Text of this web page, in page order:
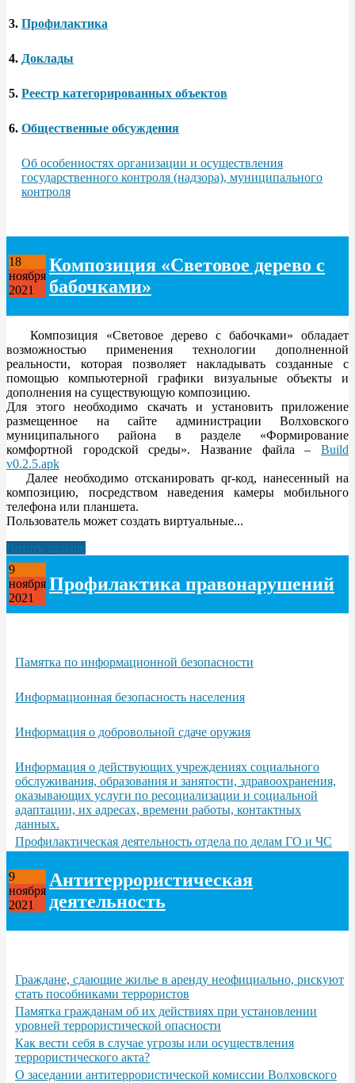
3. Профилактика
4. Доклады
5. Реестр категорированных объектов
6. Общественные обсуждения
Об особенностях организации и осуществления
государственного контроля (надзора), муниципального
контроля
18
ноября
2021
Композиция «Световое дерево с
бабочками»
Композиция «Световое дерево с бабочками» обладает
возможностью применения технологии дополненной
реальности, которая позволяет накладывать созданные с
помощью компьютерной графики визуальные объекты и
дополнения на существующую композицию.
Для этого необходимо скачать и установить приложение
размещенное на сайте администрации Волховского
муниципального района в разделе «Формирование
комфортной городской среды». Название файла – Build
v0.2.5.apk
Далее необходимо отсканировать qr-код, нанесенный на
композицию, посредством наведения камеры мобильного
телефона или планшета.
Пользователь может создать виртуальные...
Читать дальше
9
ноября
2021
Профилактика правонарушений
Памятка по информационной безопасности
Информационная безопасность населения
Информация о добровольной сдаче оружия
Информация о действующих учреждениях социального
обслуживания, образования и занятости, здравоохранения,
оказывающих услуги по ресоциализации и социальной
адаптации, их адресах, времени работы, контактных
данных.
Профилактическая деятельность отдела по делам ГО и ЧС
9
ноября
2021
Антитеррористическая
деятельность
Граждане, сдающие жилье в аренду неофициально, рискуют
стать пособниками террористов
Памятка гражданам об их действиях при установлении
уровней террористической опасности
Как вести себя в случае угрозы или осуществления
террористического акта?
О заседании антитеррористической комиссии Волховского